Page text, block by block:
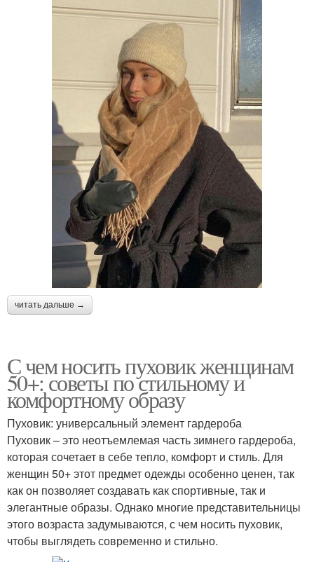
читать дальше →
С чем носить пуховик женщинам
50+: советы по стильному и
комфортному образу
Пуховик: универсальный элемент гардероба
Пуховик – это неотъемлемая часть зимнего гардероба,
которая сочетает в себе тепло, комфорт и стиль. Для
женщин 50+ этот предмет одежды особенно ценен, так
как он позволяет создавать как спортивные, так и
элегантные образы. Однако многие представительницы
этого возраста задумываются, с чем носить пуховик,
чтобы выглядеть современно и стильно.